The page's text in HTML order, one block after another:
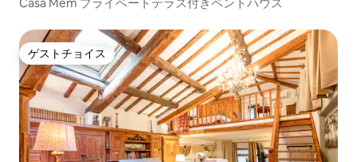
Casa Mem プライベートテラス付きペントハウス
ゲストチョイス
ゲストチョイス